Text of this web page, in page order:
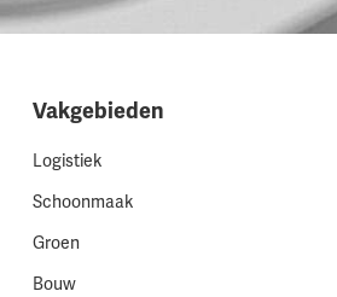
Vakgebieden
Logistiek
Schoonmaak
Groen
Bouw